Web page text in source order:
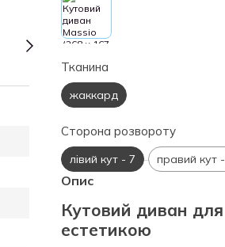
Тканина
жаккард
Сторона розвороту
лівий кут - 7 правий кут
Опис
Кутовий диван
естетикою